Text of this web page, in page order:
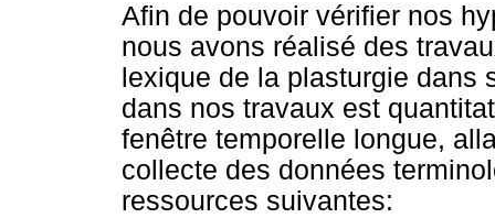
Afin de pouvoir vérifier nos
nous avons réalisé des
lexique de la plasturgie dans
dans nos travaux est
fenêtre temporelle longue,
collecte des données
ressources suivantes: